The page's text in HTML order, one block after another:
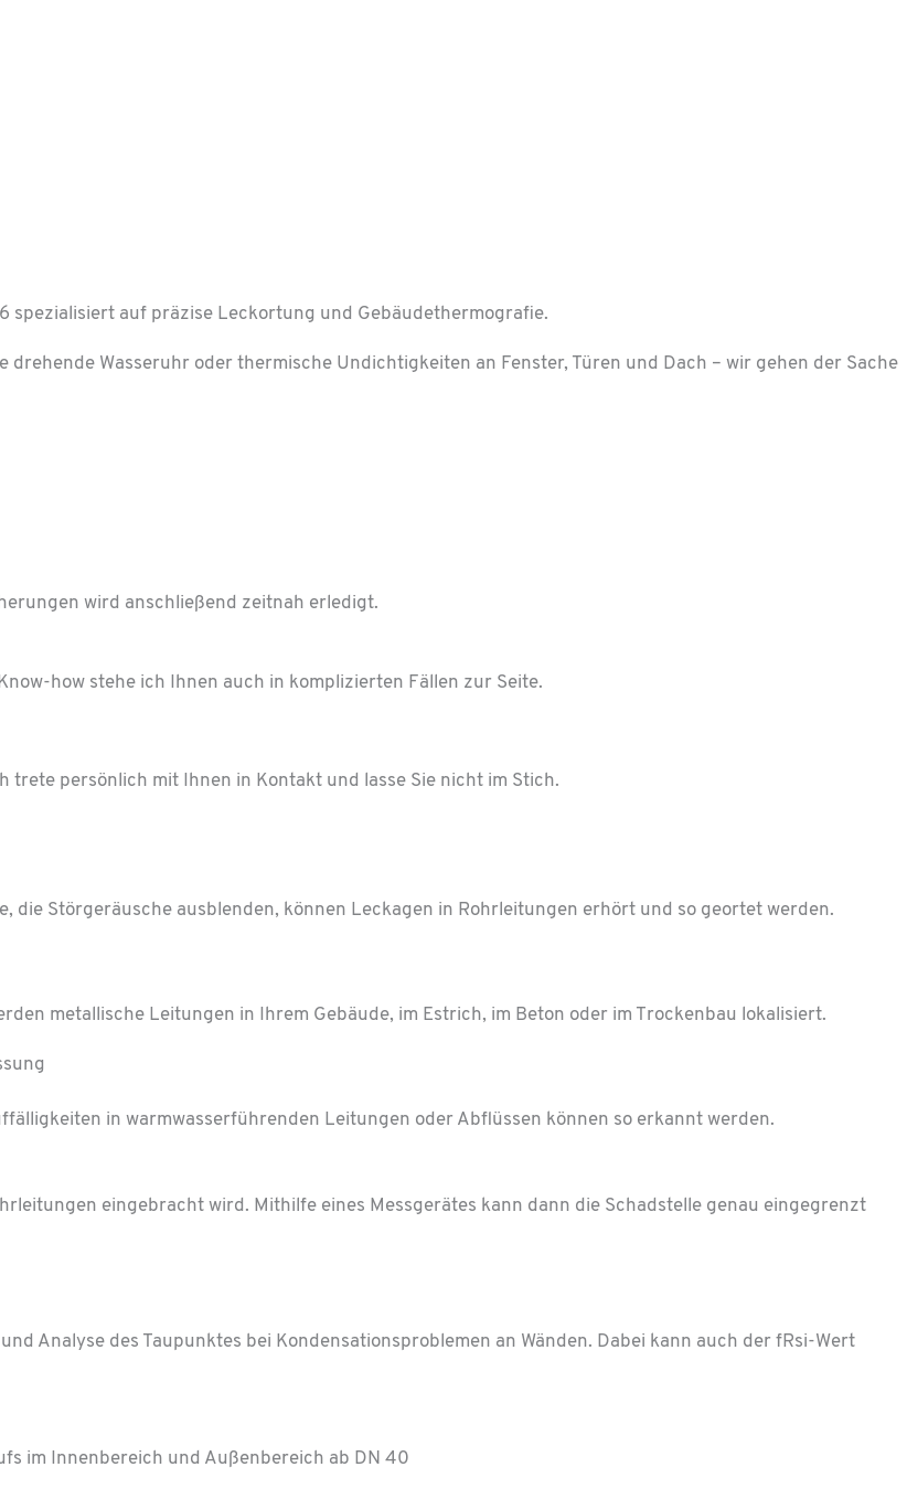
auf präzise Leckortung und Gebäudethermografie.
drehende Wasseruhr oder thermische Undichtigkeiten an Fenster, Türen und Dach – wir gehen der Sache
wird anschließend zeitnah erledigt.
how stehe ich Ihnen auch in komplizierten Fällen zur Seite.
trete persönlich mit Ihnen in Kontakt und lasse Sie nicht im Stich.
die Stör­geräusche ausblenden, können Leckagen in Rohrleitungen erhört und so geortet werden.
metallische Leitungen in Ihrem Gebäude, im Estrich, im Beton oder im Trockenbau lokalisiert.
in warm­wasser­führenden Leitungen oder Abflüssen können so erkannt werden.
eingebracht wird. Mithilfe eines Messgerätes kann dann die Schadstelle genau eingegrenzt
Analyse des Taupunktes bei Kondensations­­problemen an Wänden. Dabei kann auch der fRsi-Wert
im Innenbereich und Außenbereich ab DN 40